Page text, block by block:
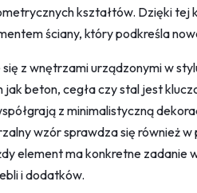
kształtów. Dzięki
ściany, który podkreśla
z wnętrzami urządzonymi w
jak beton, cegła czy stal jest
z minimalistyczną
wzór sprawdza się również
element ma konkretne zadanie
i dodatków.